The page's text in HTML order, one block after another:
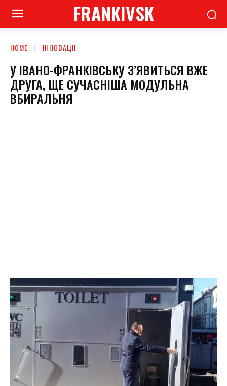
FRANKIVSK
HOME ІННОВАЦІЇ
У ІВАНО-ФРАНКІВСЬКУ З’ЯВИТЬСЯ ВЖЕ
ДРУГА, ЩЕ СУЧАСНІША МОДУЛЬНА
ВБИРАЛЬНЯ